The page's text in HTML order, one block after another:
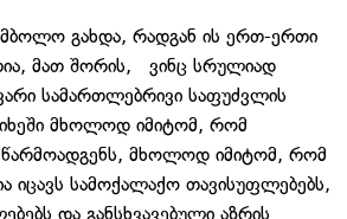
გახდა, რადგან ის ერთ-ერთი
მათ შორის, ვინც სრულიად
სამართლებრივი საფუძვლის
მხოლოდ იმიტომ, რომ
მხოლოდ იმიტომ, რომ
იცავს სამოქალაქო თავისუფლებებს,
და განსხვავებული აზრის